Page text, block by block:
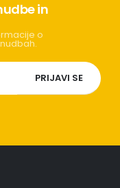
in
o